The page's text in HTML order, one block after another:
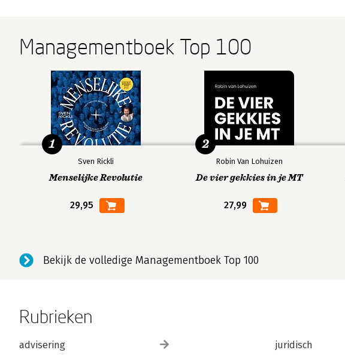
Managementboek Top 100
Sven Rickli
Menselijke Revolutie
29,95
1
Robin Van Lohuizen
De vier gekkies in je MT
27,99
2
Bekijk de volledige Managementboek Top 100
Rubrieken
advisering
juridisch